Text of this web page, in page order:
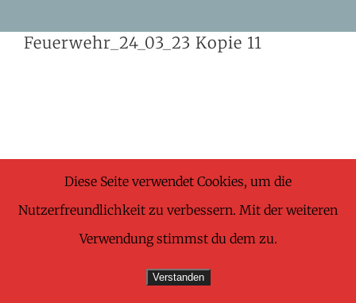
Feuerwehr_24_03_23 Kopie 11
Mail
Diese Seite verwendet Cookies, um die
Nutzerfreundlichkeit zu verbessern. Mit der weiteren
Verwendung stimmst du dem zu.
Verstanden